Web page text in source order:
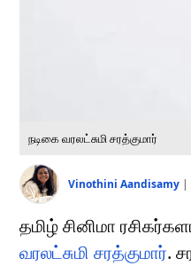
நடிகை வரலட்சுமி சரத்குமார்
Vinothini Aandisamy |
தமிழ் சினிமா
வரலட்சுமி சரத்குமார்.